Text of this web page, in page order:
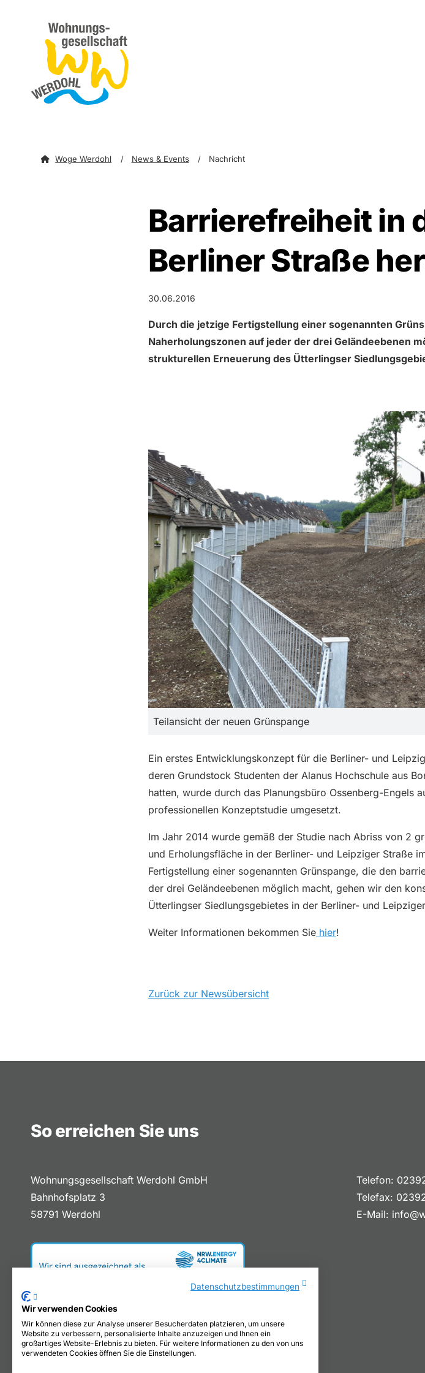
zum Inhalt springen
Woge Werdohl News & Events Nachricht
Barrierefreiheit in
Berliner Straße
30.06.2016
Durch die jetzige Fertigstellung einer sogenannten
Naherholungszonen auf jeder der drei Geländeebenen
strukturellen Erneuerung des Ütterlingser
Teilansicht der neuen Grünspange
Ein erstes Entwicklungskonzept für die Berliner- und
deren Grundstock Studenten der Alanus Hochschule aus
hatten, wurde durch das Planungsbüro Ossenberg-Engels
professionellen Konzeptstudie umgesetzt.
Im Jahr 2014 wurde gemäß der Studie nach Abriss von 2
und Erholungsfläche in der Berliner- und Leipziger Straße
Fertigstellung einer sogenannten Grünspange, die den
der drei Geländeebenen möglich macht, gehen wir den
Ütterlingser Siedlungsgebietes in der Berliner- und
Weiter Informationen bekommen Sie hier!
Zurück zur Newsübersicht
So erreichen Sie uns
Wohnungsgesellschaft Werdohl GmbH
Bahnhofsplatz 3
58791 Werdohl
Telefon:
Telefax:
E-Mail:
Datenschutzbestimmungen
Wir verwenden Cookies
Wir können diese zur Analyse unserer Besucherdaten platzieren, um unsere
Website zu verbessern, personalisierte Inhalte anzuzeigen und Ihnen ein
großartiges Website-Erlebnis zu bieten. Für weitere Informationen zu den von uns
verwendeten Cookies öffnen Sie die Einstellungen.